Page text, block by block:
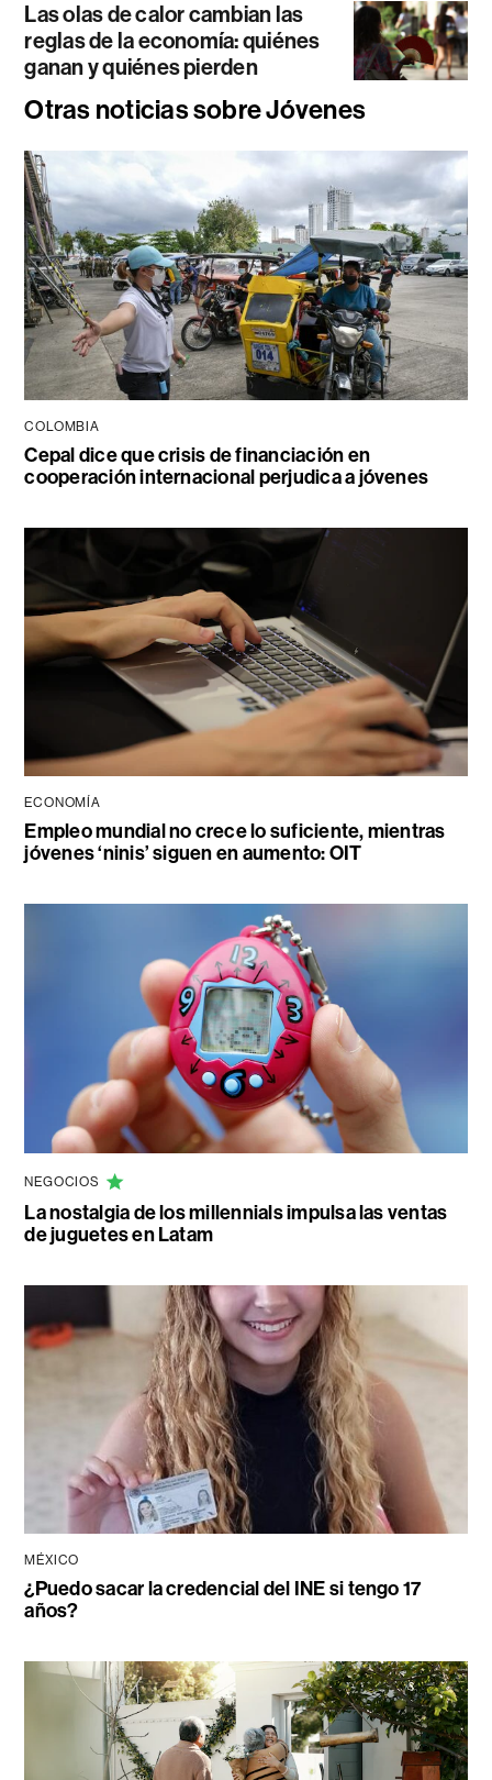
Las olas de calor cambian las
reglas de la economía: quiénes
ganan y quiénes pierden
Otras noticias sobre Jóvenes
COLOMBIA
Cepal dice que crisis de financiación en
cooperación internacional perjudica a jóvenes
ECONOMÍA
Empleo mundial no crece lo suficiente, mientras
jóvenes ‘ninis’ siguen en aumento: OIT
NEGOCIOS
La nostalgia de los millennials impulsa las ventas
de juguetes en Latam
MÉXICO
¿Puedo sacar la credencial del INE si tengo 17
años?